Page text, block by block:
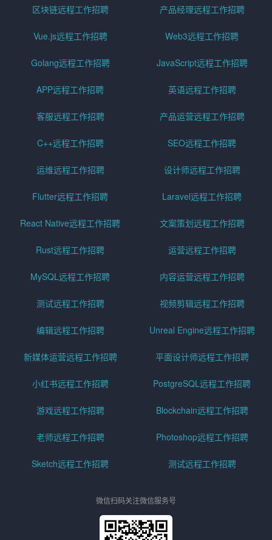
区块链远程工作招聘 产品经理远程工作招聘
Vue.js远程工作招聘 Web3远程工作招聘
Golang远程工作招聘 JavaScript远程工作招聘
APP远程工作招聘 英语远程工作招聘
客服远程工作招聘 产品运营远程工作招聘
C++远程工作招聘 SEO远程工作招聘
运维远程工作招聘 设计师远程工作招聘
Flutter远程工作招聘 Laravel远程工作招聘
React Native远程工作招聘 文案策划远程工作招聘
Rust远程工作招聘 运营远程工作招聘
MySQL远程工作招聘 内容运营远程工作招聘
测试远程工作招聘 视频剪辑远程工作招聘
编辑远程工作招聘 Unreal Engine远程工作招聘
新媒体运营远程工作招聘 平面设计师远程工作招聘
小红书远程工作招聘 PostgreSQL远程工作招聘
游戏远程工作招聘 Blockchain远程工作招聘
老师远程工作招聘 Photoshop远程工作招聘
Sketch远程工作招聘 测试远程工作招聘
微信扫码关注微信服务号